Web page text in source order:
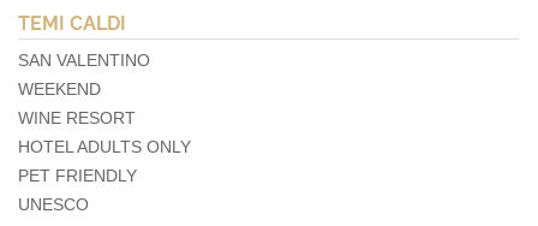
TEMI CALDI
SAN VALENTINO
WEEKEND
WINE RESORT
HOTEL ADULTS ONLY
PET FRIENDLY
UNESCO